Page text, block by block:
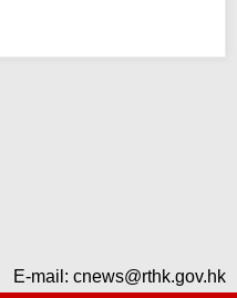
E-mail: cnews@rthk.gov.hk